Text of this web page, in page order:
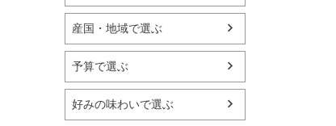
産国・地域で選ぶ
予算で選ぶ
好みの味わいで選ぶ